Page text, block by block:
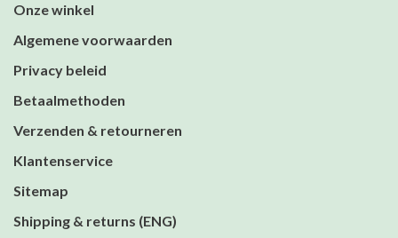
Onze winkel
Algemene voorwaarden
Privacy beleid
Betaalmethoden
Verzenden & retourneren
Klantenservice
Sitemap
Shipping & returns (ENG)